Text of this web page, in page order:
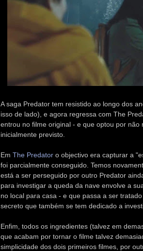
A saga Predator tem resistido ao longo dos
isso de lado), e agora regressa com The
entrou no filme original - e que optou por
inicialmente previsto.
Em The Predator o objectivo era capturar a
foi parcialmente conseguido. Temos
está a ser perseguido por outro Predator
para investigar a queda da nave envolve a
no local para casa - e que passa a ser
secreto que também se tem dedicado a
Enfim, todos os ingredientes (talvez em
que acabam por tornar o filme talvez
simplicidade dos dois primeiros filmes, por